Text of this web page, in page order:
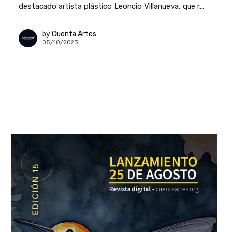
destacado artista plástico Leoncio Villanueva, que r...
by Cuenta Artes
05/10/2023